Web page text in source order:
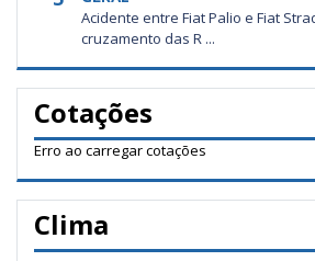
Acidente entre Fiat Palio e Fiat
cruzamento das R ...
Cotações
Erro ao carregar cotações
Clima